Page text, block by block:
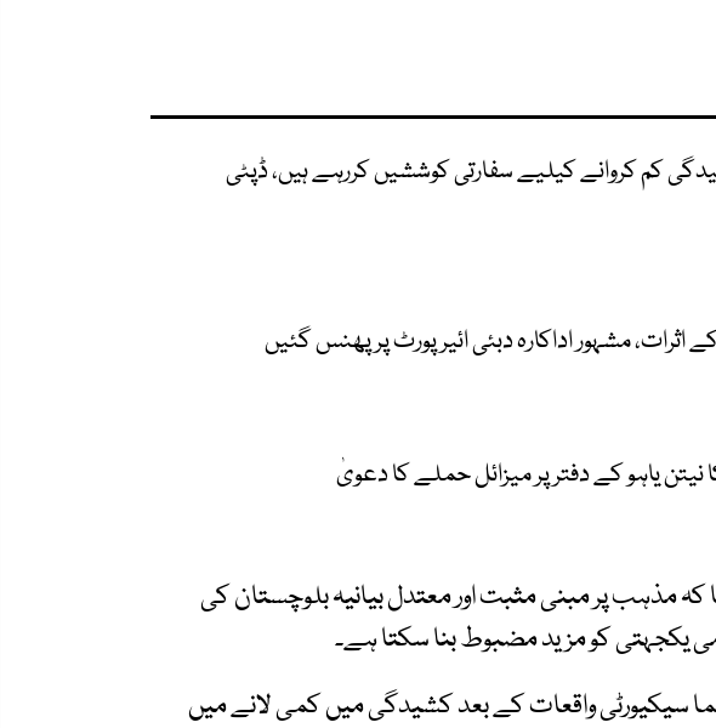
کم کروانے کیلیے سفارتی کوششیں کررہے ہیں، ڈپٹی
اثرات، مشہور اداکارہ دبئی ائیرپورٹ پر پھنس گئیں
نیتن یاہو کے دفتر پر میزائل حملے کا دعویٰ
مذہب پر مبنی مثبت اور معتدل بیانیہ بلوچستان کی
یکجہتی کو مزید مضبوط بنا سکتا ہے۔
سیکیورٹی واقعات کے بعد کشیدگی میں کمی لانے میں